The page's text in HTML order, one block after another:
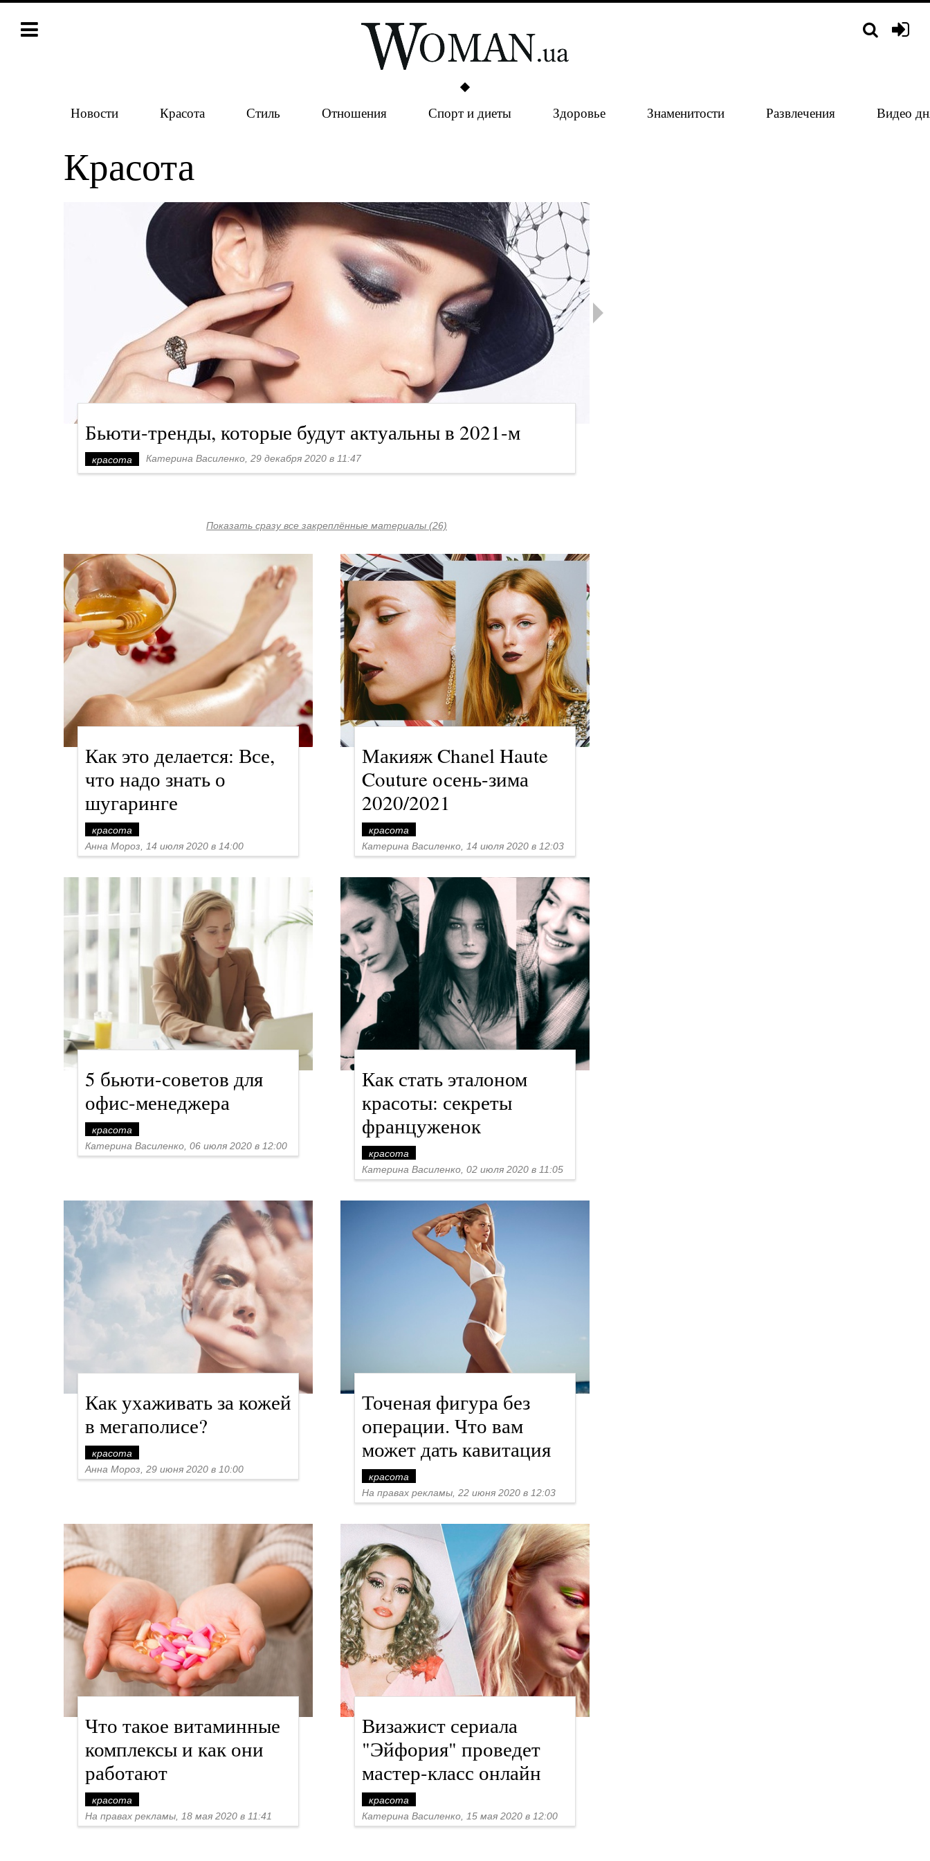
Новости Красота Стиль Отношения Спорт и диеты Здоровье Знаменитости Развлечения Видео
Красота
Бьюти-тренды, которые будут актуальны в 2021-м
красота Катерина Василенко, 29 декабря 2020 в 11:47
Показать сразу все закреплённые материалы (26)
Как это делается: Все,
что надо знать о
шугаринге
красота
Анна Мороз, 14 июля 2020 в 14:00
Макияж Chanel Haute
Couture осень-зима
2020/2021
красота
Катерина Василенко, 14 июля 2020 в 12:03
5 бьюти-советов для
офис-менеджера
красота
Катерина Василенко, 06 июля 2020 в 12:00
Как стать эталоном
красоты: секреты
француженок
красота
Катерина Василенко, 02 июля 2020 в 11:05
Как ухаживать за кожей
в мегаполисе?
красота
Анна Мороз, 29 июня 2020 в 10:00
Точеная фигура без
операции. Что вам
может дать кавитация
красота
На правах рекламы, 22 июня 2020 в 12:03
Что такое витаминные
комплексы и как они
работают
красота
На правах рекламы, 18 мая 2020 в 11:41
Визажист сериала
"Эйфория" проведет
мастер-класс онлайн
красота
Катерина Василенко, 15 мая 2020 в 12:00